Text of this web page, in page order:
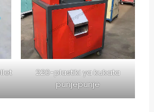
220-plastiki ya kukata
punjepunje